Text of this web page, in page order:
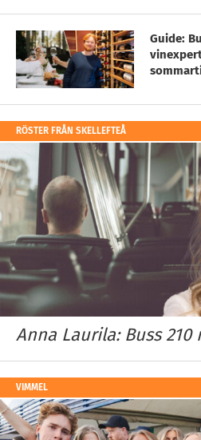
Guide:
RÖSTER FRÅN SKELLEFTEÅ
Anna Laurila: Buss 210
VIMMEL